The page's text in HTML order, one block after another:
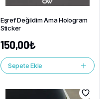
Eşref Değildim Ama Hologram
Sticker
150,00₺
Sepete Ekle